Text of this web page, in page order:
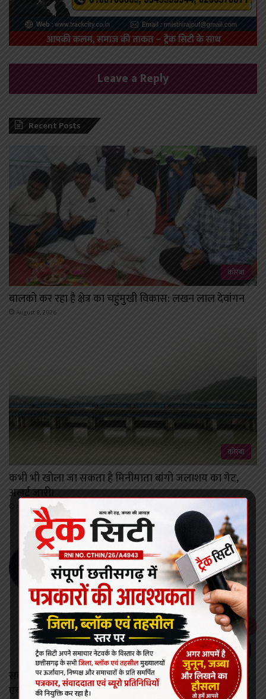
Leave a Reply
Recent Posts
कोरबा
बालको कर रहा है क्षेत्र का चहुंमुखी विकास: लखन लाल देवांगन
August 8, 2026
कोरबा
कभी भी खोला जा सकता है मिनीमाता बांगो जलाशय का गेट,
अलर्ट जारी।
August 8, 2026
छत्तीसगढ़
सर्वाइकल कैंसर से बचाव की दिशा में छत्तीसगढ़ की बड़ी छलांग,
एचपीवी टीकाकरण अभियान को मिल रहा व्यापक जनसमर्थन